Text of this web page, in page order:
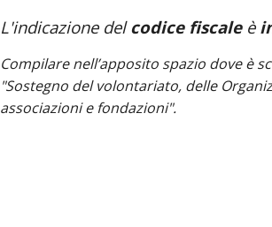
L'indicazione delcodice fiscaleè
Compilare nell’apposito spazio dove è
"Sostegno del volontariato, delle
associazioni e fondazioni".